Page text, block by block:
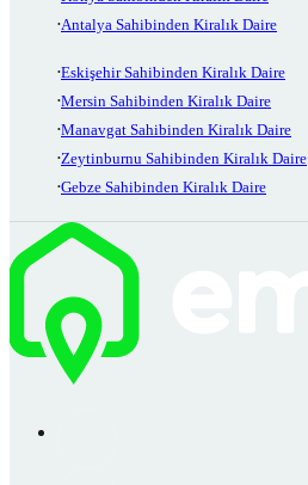
Antalya Sahibinden Kiralık Daire
Eskişehir Sahibinden Kiralık Daire
Mersin Sahibinden Kiralık Daire
Manavgat Sahibinden Kiralık Daire
Zeytinburnu Sahibinden Kiralık Daire
Gebze Sahibinden Kiralık Daire